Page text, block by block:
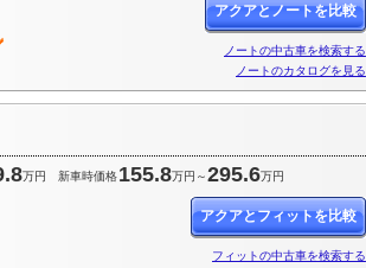
アクアとノートを比較
ノートの中古車を検索する
ノートのカタログを見る
万円 新車時価格155.8万円～295.6万円
アクアとフィットを比較
フィットの中古車を検索する